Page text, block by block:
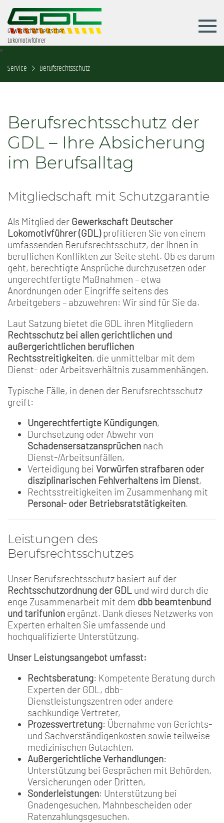
Gewerkschaft Deutscher
Lokomotivführer
Service Berufsrechtsschutz
Berufsrechtsschutz der
GDL – Ihre Absicherung
im Berufsalltag
Mitgliedschaft mit Schutzgarantie
Als Mitglied der Gewerkschaft Deutscher
Lokomotivführer (GDL)profitieren Sie von einem
umfassenden Berufsrechtsschutz, der Ihnen in
beruflichen Konflikten zur Seite steht. Ob es darum
geht, berechtigte Ansprüche durchzusetzen oder
ungerechtfertigte Maßnahmen – etwa
Anordnungen oder Eingriffe seitens des
Arbeitgebers – abzuwehren: Wir sind für Sie da.
Laut Satzung bietet die GDL ihren Mitgliedern
Rechtsschutz bei allen gerichtlichen und
außergerichtlichen beruflichen
Rechtsstreitigkeiten, die unmittelbar mit dem
Dienst- oder Arbeitsverhältnis zusammenhängen.
Typische Fälle, in denen der Berufsrechtsschutz
greift:
Ungerechtfertigte Kündigungen,
Durchsetzung oder Abwehr von
Schadensersatzansprüchen nach
Dienst-/Arbeitsunfällen,
Verteidigung bei Vorwürfen strafbaren oder
disziplinarischen Fehlverhaltens im Dienst,
Rechtsstreitigkeiten im Zusammenhang mit
Personal- oder Betriebsratstätigkeiten.
Leistungen des
Berufsrechtsschutzes
Unser Berufsrechtsschutz basiert auf der
Rechtsschutzordnung der GDL und wird durch die
enge Zusammenarbeit mit dem dbb beamtenbund
und tarifunion ergänzt. Dank dieses Netzwerks von
Experten erhalten Sie umfassende und
hochqualifizierte Unterstützung.
Unser Leistungsangebot umfasst:
Rechtsberatung: Kompetente Beratung durch
Experten der GDL, dbb-
Dienstleistungszentren oder andere
sachkundige Vertreter,
Prozessvertretung: Übernahme von Gerichts-
und Sachverständigenkosten sowie teilweise
medizinischen Gutachten,
Außergerichtliche Verhandlungen:
Unterstützung bei Gesprächen mit Behörden,
Versicherungen oder Dritten,
Sonderleistungen: Unterstützung bei
Gnadengesuchen, Mahnbescheiden oder
Ratenzahlungsgesuchen.